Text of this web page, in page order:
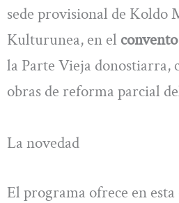
sede provisional de Koldo
Kulturunea, en el
la Parte Vieja donostiarra,
obras de reforma parcial
La novedad
El programa ofrece en esta